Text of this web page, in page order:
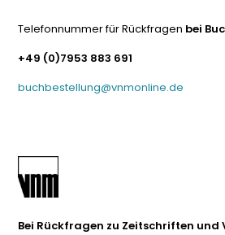
Telefonnummer für Rückfragen bei
+49 (0)7953 883 691
buchbestellung@vnmonline.de
Bei Rückfragen zu Zeitschriften